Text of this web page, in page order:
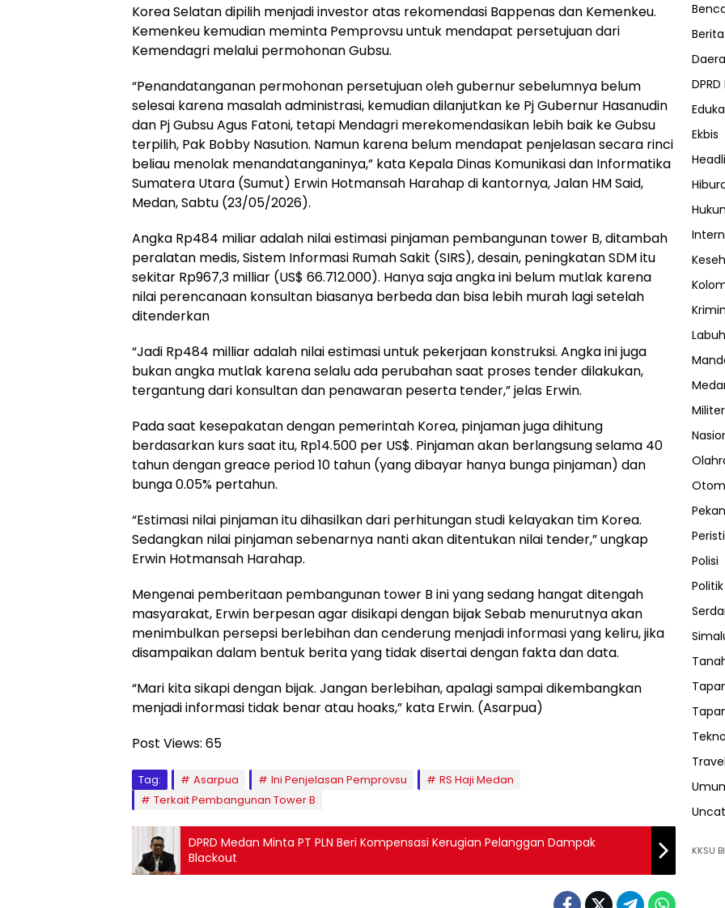
Korea Selatan dipilih menjadi investor atas rekomendasi Bappenas dan Kemenkeu.
Kemenkeu kemudian meminta Pemprovsu untuk mendapat persetujuan dari
Kemendagri melalui permohonan Gubsu.
“Penandatanganan permohonan persetujuan oleh gubernur sebelumnya belum
selesai karena masalah administrasi, kemudian dilanjutkan ke Pj Gubernur Hasanudin
dan Pj Gubsu Agus Fatoni, tetapi Mendagri merekomendasikan lebih baik ke Gubsu
terpilih, Pak Bobby Nasution. Namun karena belum mendapat penjelasan secara rinci
beliau menolak menandatanganinya,” kata Kepala Dinas Komunikasi dan Informatika
Sumatera Utara (Sumut) Erwin Hotmansah Harahap di kantornya, Jalan HM Said,
Medan, Sabtu (23/05/2026).
Angka Rp484 miliar adalah nilai estimasi pinjaman pembangunan tower B, ditambah
peralatan medis, Sistem Informasi Rumah Sakit (SIRS), desain, peningkatan SDM itu
sekitar Rp967,3 milliar (US$ 66.712.000). Hanya saja angka ini belum mutlak karena
nilai perencanaan konsultan biasanya berbeda dan bisa lebih murah lagi setelah
ditenderkan
“Jadi Rp484 milliar adalah nilai estimasi untuk pekerjaan konstruksi. Angka ini juga
bukan angka mutlak karena selalu ada perubahan saat proses tender dilakukan,
tergantung dari konsultan dan penawaran peserta tender,” jelas Erwin.
Pada saat kesepakatan dengan pemerintah Korea, pinjaman juga dihitung
berdasarkan kurs saat itu, Rp14.500 per US$. Pinjaman akan berlangsung selama 40
tahun dengan greace period 10 tahun (yang dibayar hanya bunga pinjaman) dan
bunga 0.05% pertahun.
“Estimasi nilai pinjaman itu dihasilkan dari perhitungan studi kelayakan tim Korea.
Sedangkan nilai pinjaman sebenarnya nanti akan ditentukan nilai tender,” ungkap
Erwin Hotmansah Harahap.
Mengenai pemberitaan pembangunan tower B ini yang sedang hangat ditengah
masyarakat, Erwin berpesan agar disikapi dengan bijak Sebab menurutnya akan
menimbulkan persepsi berlebihan dan cenderung menjadi informasi yang keliru, jika
disampaikan dalam bentuk berita yang tidak disertai dengan fakta dan data.
“Mari kita sikapi dengan bijak. Jangan berlebihan, apalagi sampai dikembangkan
menjadi informasi tidak benar atau hoaks,” kata Erwin. (Asarpua)
Post Views: 65
Tag: Asarpua Ini Penjelasan Pemprovsu
RS Haji Medan
Terkait Pembangunan Tower B
DPRD Medan Minta PT PLN Beri Kompensasi Kerugian Pelanggan Dampak
Blackout
Berita
Ekbis
Militer
Polisi
Politik
Travel
KKSU BI